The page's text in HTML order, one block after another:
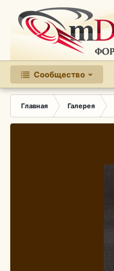
Сообщество
Главная Галерея